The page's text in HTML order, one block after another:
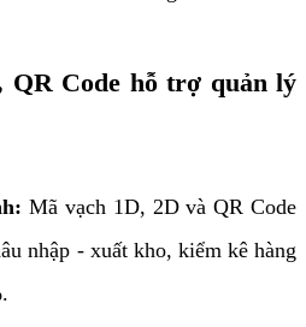
QR Code hỗ trợ quản lý
Mã vạch 1D, 2D và QR Code
nhập - xuất kho, kiểm kê hàng